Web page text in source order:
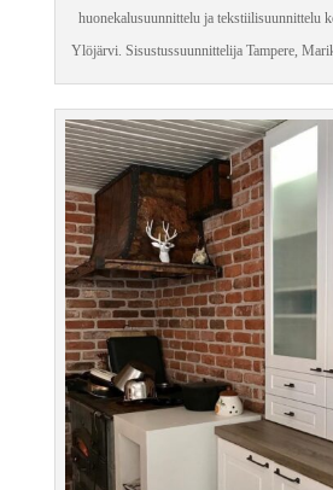
huonekalusuunnittelu ja tekstiilisuunnittelu
Ylöjärvi. Sisustussuunnittelija Tampere,